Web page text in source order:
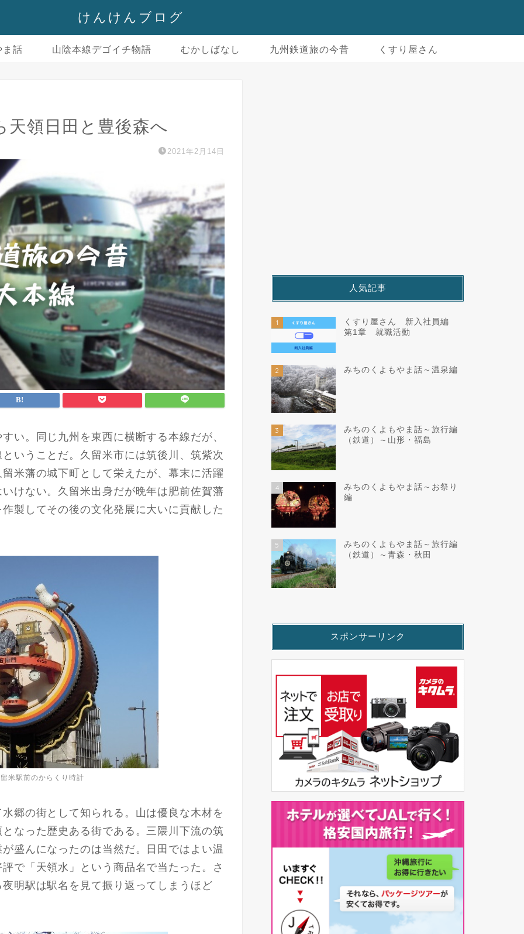
けんけんブログ
ま話 山陰本線デゴイチ物語 むかしばなし 九州鉄道旅の今昔 くすり屋さん
領日田と豊後森へ
2021年2月14日
い。同じ九州を東西に横断する本線だが、
いうことだ。久留米市には筑後川、筑紫次
米藩の城下町として栄えたが、幕末に活躍
けない。久留米出身だが晩年は肥前佐賀藩
製してその後の文化発展に大いに貢献した
米駅前のからくり時計
郷の街として知られる。山は優良な木材を
なった歴史ある街である。三隈川下流の筑
盛んになったのは当然だ。日田ではよい温
で「天領水」という商品名で当たった。さ
明駅は駅名を見て振り返ってしまうほど
人気記事
1
くすり屋さん 新入社員編
第1章 就職活動
2 みちのくよもやま話～温泉編
3
みちのくよもやま話～旅行編
（鉄道）～山形・福島
4
みちのくよもやま話～お祭り
編
5
みちのくよもやま話～旅行編
（鉄道）～青森・秋田
スポンサーリンク